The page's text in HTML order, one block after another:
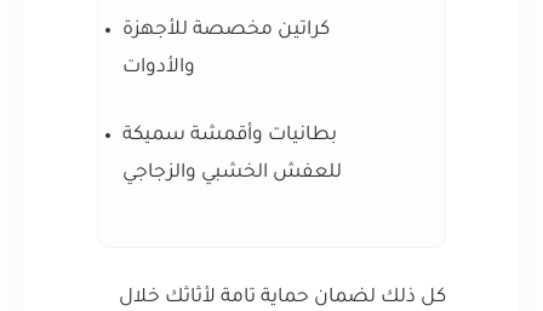
كراتين مخصصة للأجهزة
والأدوات
بطانيات وأقمشة سميكة
للعفش الخشبي والزجاجي
كل ذلك لضمان حماية تامة لأثاثك خلال